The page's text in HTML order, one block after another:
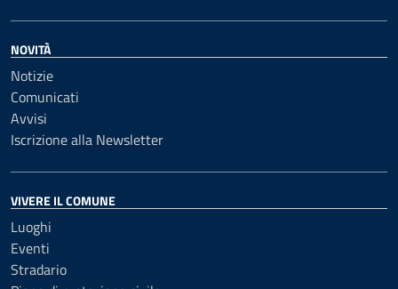
NOVITÀ
Notizie
Comunicati
Avvisi
Iscrizione alla Newsletter
VIVERE IL COMUNE
Luoghi
Eventi
Stradario